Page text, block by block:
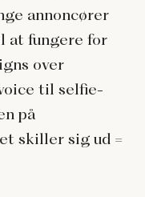
annoncører
at fungere for
over
til selfie-
på
skiller sig ud =